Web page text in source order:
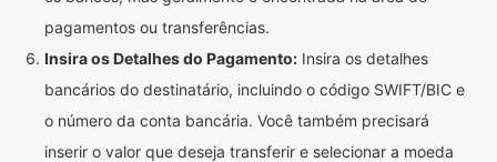
pagamentos ou transferências.
Insira os Detalhes do Pagamento: Insira os detalhes
bancários do destinatário, incluindo o código SWIFT/BIC e
o número da conta bancária. Você também precisará
inserir o valor que deseja transferir e selecionar a moeda